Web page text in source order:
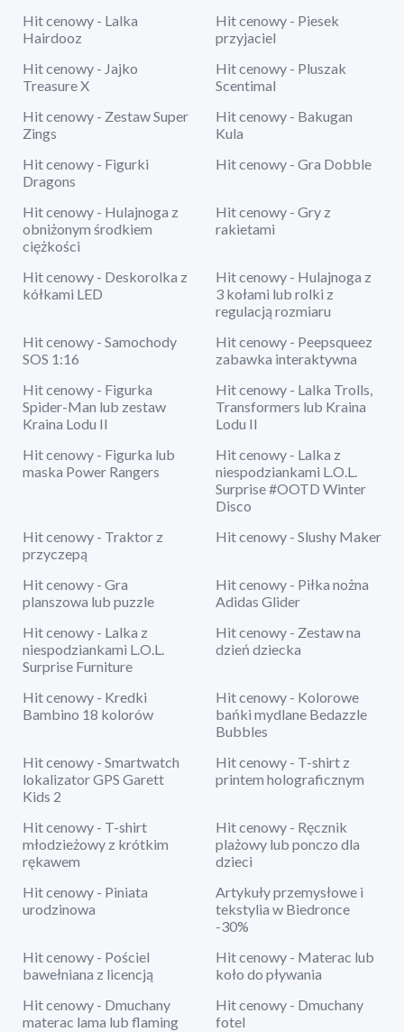
Hit cenowy - Lalka
Hairdooz
Hit cenowy - Piesek
przyjaciel
Hit cenowy - Jajko
Treasure X
Hit cenowy - Pluszak
Scentimal
Hit cenowy - Zestaw Super
Zings
Hit cenowy - Bakugan
Kula
Hit cenowy - Figurki
Dragons
Hit cenowy - Gra Dobble
Hit cenowy - Hulajnoga z
obniżonym środkiem
ciężkości
Hit cenowy - Gry z
rakietami
Hit cenowy - Deskorolka z
kółkami LED
Hit cenowy - Hulajnoga z
3 kołami lub rolki z
regulacją rozmiaru
Hit cenowy - Samochody
SOS 1:16
Hit cenowy - Peepsqueez
zabawka interaktywna
Hit cenowy - Figurka
Spider-Man lub zestaw
Kraina Lodu II
Hit cenowy - Lalka Trolls,
Transformers lub Kraina
Lodu II
Hit cenowy - Figurka lub
maska Power Rangers
Hit cenowy - Lalka z
niespodziankami L.O.L.
Surprise #OOTD Winter
Disco
Hit cenowy - Traktor z
przyczepą
Hit cenowy - Slushy Maker
Hit cenowy - Gra
planszowa lub puzzle
Hit cenowy - Piłka nożna
Adidas Glider
Hit cenowy - Lalka z
niespodziankami L.O.L.
Surprise Furniture
Hit cenowy - Zestaw na
dzień dziecka
Hit cenowy - Kredki
Bambino 18 kolorów
Hit cenowy - Kolorowe
bańki mydlane Bedazzle
Bubbles
Hit cenowy - Smartwatch
lokalizator GPS Garett
Kids 2
Hit cenowy - T-shirt z
printem holograficznym
Hit cenowy - T-shirt
młodzieżowy z krótkim
rękawem
Hit cenowy - Ręcznik
plażowy lub ponczo dla
dzieci
Hit cenowy - Piniata
urodzinowa
Artykuły przemysłowe i
tekstylia w Biedronce
-30%
Hit cenowy - Pościel
bawełniana z licencją
Hit cenowy - Materac lub
koło do pływania
Hit cenowy - Dmuchany
materac lama lub flaming
Hit cenowy - Dmuchany
fotel